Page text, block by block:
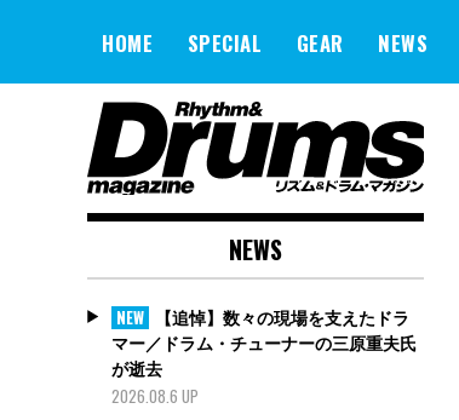
HOME SPECIAL GEAR NEWS
NEWS
NEW
【追悼】数々の現場を支えたドラ
マー／ドラム・チューナーの三原重夫氏
が逝去
2026.08.6 UP